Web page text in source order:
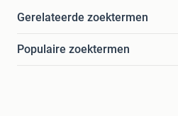
Gerelateerde zoektermen
Populaire zoektermen